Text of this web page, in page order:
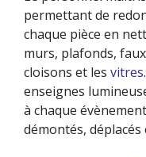
permettant de
chaque pièce en
murs, plafonds,
cloisons et les vitres
enseignes
à chaque
démontés,